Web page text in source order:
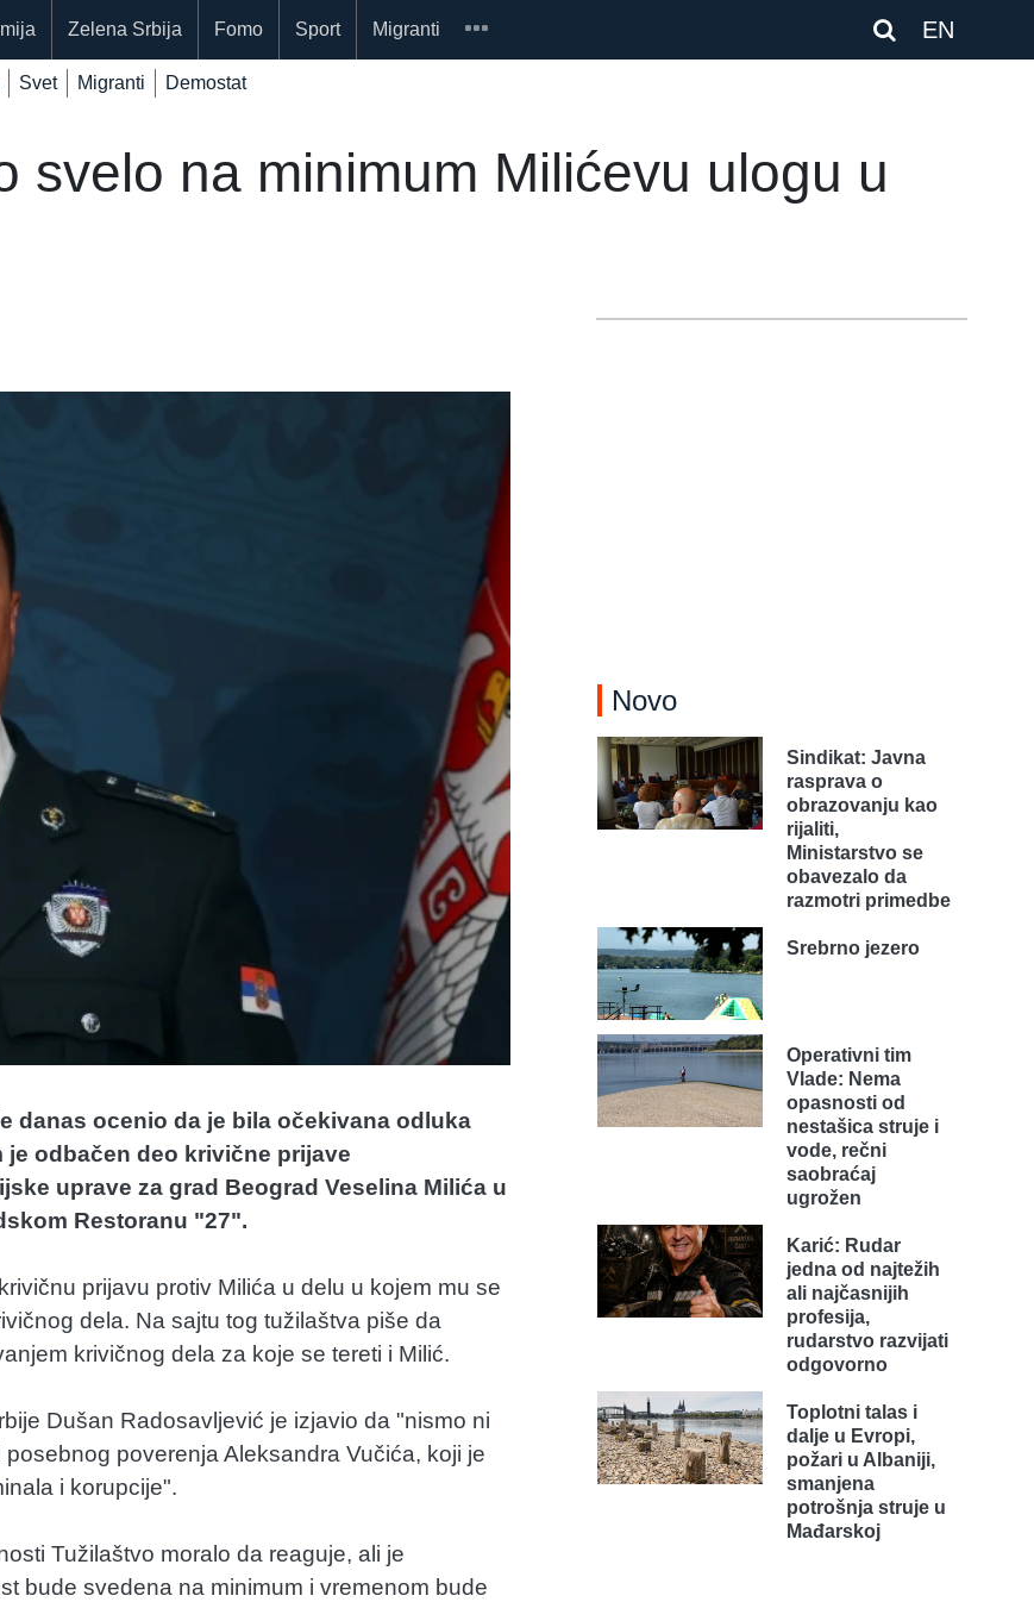
EN
Zelena Srbija Fomo Sport Migranti
Svet Migranti Demostat
svelo na minimum Milićevu ulogu u
danas ocenio da je bila očekivana odluka
odbačen deo krivične prijave
uprave za grad Beograd Veselina Milića u
Restoranu "27".
prijavu protiv Milića u delu u kojem mu se
dela. Na sajtu tog tužilaštva piše da
krivičnog dela za koje se tereti i Milić.
Dušan Radosavljević je izjavio da "nismo ni
poverenja Aleksandra Vučića, koji je
i korupcije".
Tužilaštvo moralo da reaguje, ali je
bude svedena na minimum i vremenom bude
Novo
Sindikat: Javna
rasprava o
obrazovanju kao
rijaliti,
Ministarstvo se
obavezalo da
razmotri primedbe
Srebrno jezero
Operativni tim
Vlade: Nema
opasnosti od
nestašica struje i
vode, rečni
saobraćaj
ugrožen
Karić: Rudar
jedna od najtežih
ali najčasnijih
profesija,
rudarstvo razvijati
odgovorno
Toplotni talas i
dalje u Evropi,
požari u Albaniji,
smanjena
potrošnja struje u
Mađarskoj